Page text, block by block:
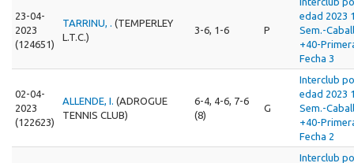
23-04-
2023
(124651)
TARRINU, . (TEMPERLEY
L.T.C.)
3-6, 1-6 P
edad 2023
Sem.-
+40-
Fecha 3
02-04-
2023
(122623)
ALLENDE, I. (ADROGUE
TENNIS CLUB)
6-4, 4-6, 7-6
(8)
G
Interclub
edad 2023
Sem.-
+40-
Fecha 2
Interclub